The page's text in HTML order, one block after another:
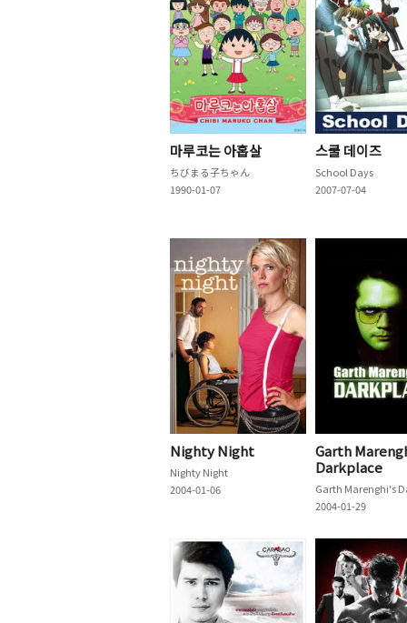
마루코는 아홉살
ちびまる子ちゃん
1990-01-07
스쿨 데이즈
School Days
2007-07-04
Nighty Night
Nighty Night
2004-01-06
Garth
Darkplace
2004-01-29